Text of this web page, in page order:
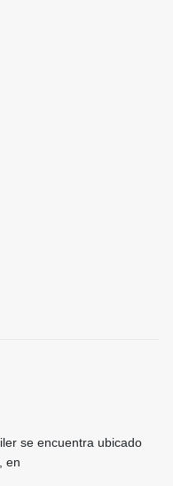
se encuentra ubicado
en